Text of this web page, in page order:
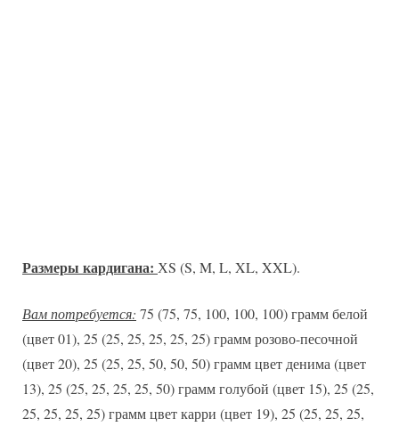
Размеры кардигана: ХS (S, M, L, XL, XXL).
Вам потребуется: 75 (75, 75, 100, 100, 100) грамм белой
(цвет 01), 25 (25, 25, 25, 25, 25) грамм розово-песочной
(цвет 20), 25 (25, 25, 50, 50, 50) грамм цвет денима (цвет
13), 25 (25, 25, 25, 25, 50) грамм голубой (цвет 15), 25 (25,
25, 25, 25, 25) грамм цвет карри (цвет 19), 25 (25, 25, 25,